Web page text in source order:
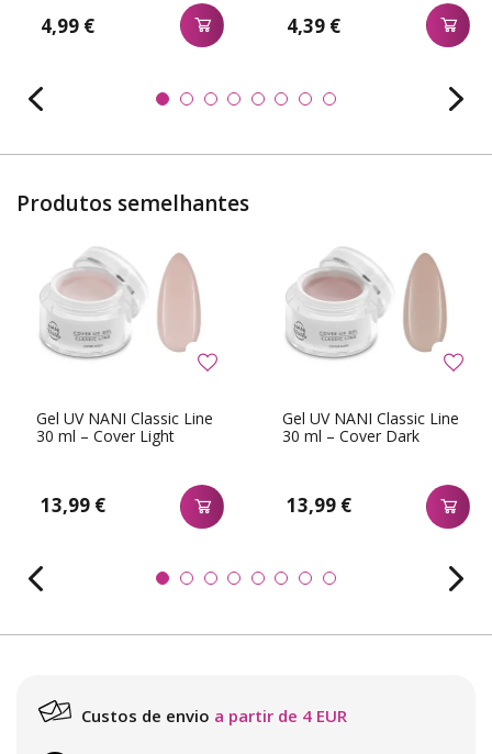
4,99 € 4,39 €
Produtos semelhantes
Gel UV NANI Classic Line
30 ml – Cover Light
13,99 €
Gel UV NANI Classic Line
30 ml – Cover Dark
13,99 €
Custos de envio a partir de 4 EUR